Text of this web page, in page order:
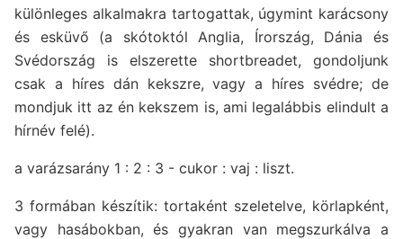
különleges alkalmakra tartogattak, úgymint karácsony
és esküvő (a skótoktól Anglia, Írország, Dánia és
Svédország is elszerette shortbreadet, gondoljunk
csak a híres dán kekszre, vagy a híres svédre; de
mondjuk itt az én kekszem is, ami legalábbis elindult a
hírnév felé).
a varázsarány 1 : 2 : 3 - cukor : vaj : liszt.
3 formában készítik: tortaként szeletelve, körlapként,
vagy hasábokban, és gyakran van megszurkálva a